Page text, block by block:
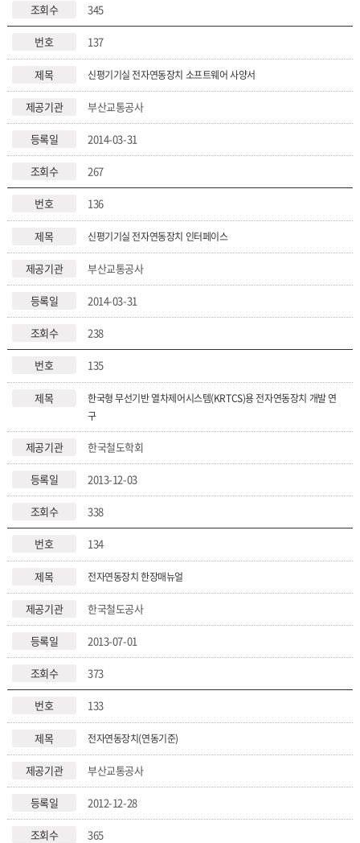
345
137
신평기기실 전자연동장치 소프트웨어 사양서
부산교통공사
2014-03-31
267
136
신평기기실 전자연동장치 인터페이스
부산교통공사
2014-03-31
238
135
한국형 무선기반 열차제어시스템(KRTCS)용 전자연동장치 개발 연
구
한국철도학회
2013-12-03
338
134
전자연동장치 한장매뉴얼
한국철도공사
2013-07-01
373
133
전자연동장치(연동기준)
부산교통공사
2012-12-28
365